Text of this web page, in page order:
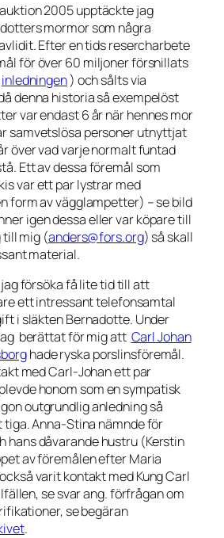
2005 upptäckte jag
mormor som några
Efter en tids resercharbete
för över 60 miljoner försnillats
inledningen) och sålts via
denna historia så exempelöst
var endast 6 år när hennes mor
samvetslösa personer utnyttjat
över vad varje normalt funtad
Ett av dessa föremål som
var ett par lystrar med
form av vägglampetter) – se bild
igen dessa eller var köpare till
till mig (anders@fors.org) så skall
material.
försöka få lite tid till att
ett intressant telefonsamtal
i släkten Bernadotte. Under
berättat för mig att Carl Johan
hade ryska porslinsföremål.
med Carl-Johan ett par
honom som en sympatisk
outgrundlig anledning så
tiga. Anna-Stina nämnde för
hans dåvarande hustru (Kerstin
av föremålen efter Maria
varit kontakt med Kung Carl
se svar ang. förfrågan om
se begäran
.